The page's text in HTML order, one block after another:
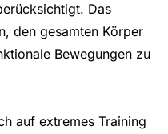
Das
den gesamten Körper
Bewegungen zu
auf extremes Training